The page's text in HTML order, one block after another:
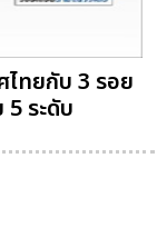
ไทยกับ 3 รอย
ระดับ